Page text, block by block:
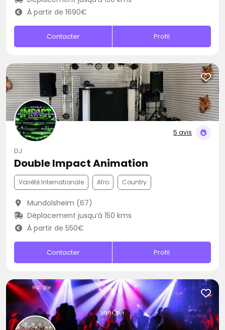
À partir de 1690€
Contacter Profil
5 avis
DJ
Double Impact Animation
Variété Internationale Afro Country
Mundolsheim (67)
Déplacement jusqu’à 150 kms
À partir de 550€
Contacter Profil